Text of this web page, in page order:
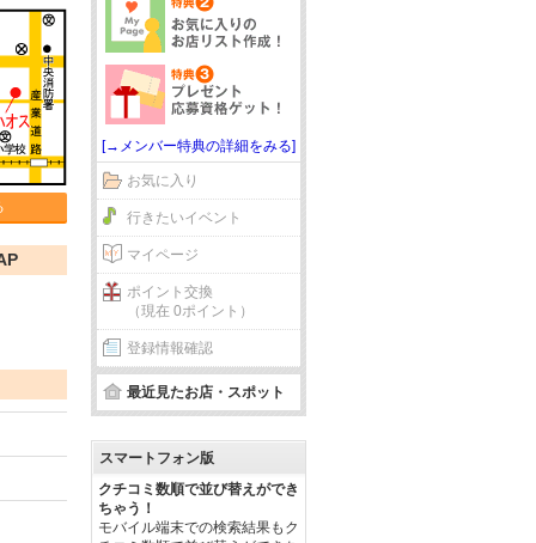
[→メンバー特典の詳細をみる]
お気に入り
行きたいイベント
マイページ
ポイント交換
（現在 0ポイント）
登録情報確認
最近見たお店・スポット
スマートフォン版
クチコミ数順で並び替えができ
ちゃう！
モバイル端末での検索結果もク